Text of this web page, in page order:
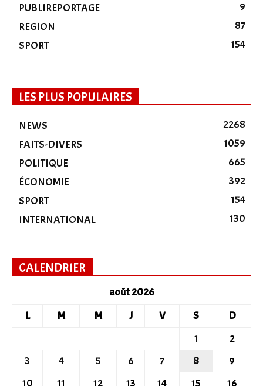
PUBLIREPORTAGE
9
REGION
87
SPORT
154
LES PLUS POPULAIRES
NEWS
2268
FAITS-DIVERS
1059
POLITIQUE
665
ÉCONOMIE
392
SPORT
154
INTERNATIONAL
130
CALENDRIER
août 2026
L
M M J V S
D
1
2
3
4 5 6 7 8
9